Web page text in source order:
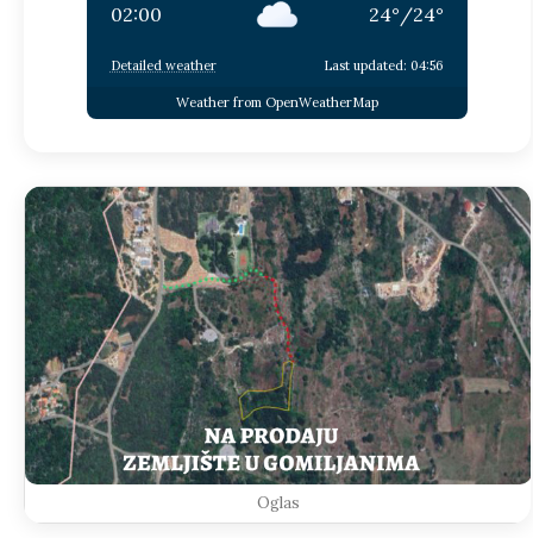
02:00 24° /24°
Detailed weather Last updated: 04:56
Weather from OpenWeatherMap
Oglas